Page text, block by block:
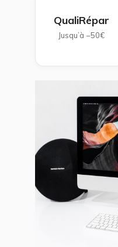
QualiRépar
Jusqu’à −50€